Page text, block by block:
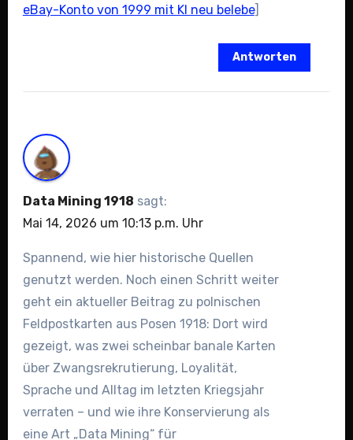
eBay-Konto von 1999 mit KI neu belebe]
Antworten
Data Mining 1918 sagt:
Mai 14, 2026 um 10:13 p.m. Uhr
Spannend, wie hier historische Quellen
genutzt werden. Noch einen Schritt weiter
geht ein aktueller Beitrag zu polnischen
Feldpostkarten aus Posen 1918: Dort wird
gezeigt, was zwei scheinbar banale Karten
über Zwangsrekrutierung, Loyalität,
Sprache und Alltag im letzten Kriegsjahr
verraten – und wie ihre Konservierung als
eine Art „Data Mining“ für